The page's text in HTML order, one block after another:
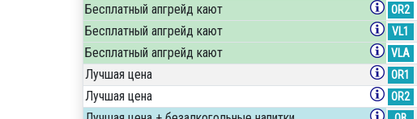
Бесплатный апгрейд кают OR2
Бесплатный апгрейд кают VL1
Бесплатный апгрейд кают VLA
Лучшая цена OR1
Лучшая цена OR2